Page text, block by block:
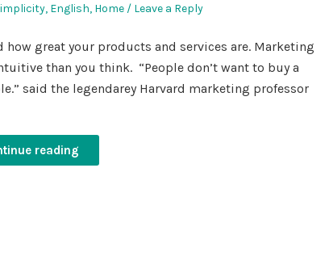
, English, Home Leave a Reply
great your products and services are. Marketing
than you think. “People don’t want to buy a
said the legendarey Harvard marketing professor
reading